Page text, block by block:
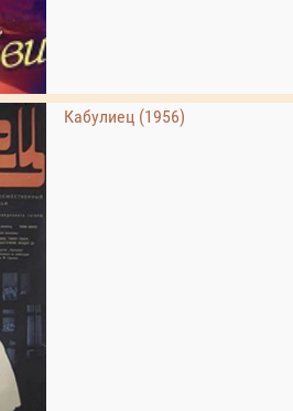
Кабулиец (1956)